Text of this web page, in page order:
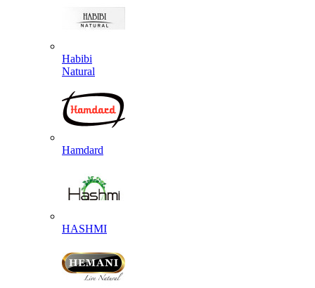
Habibi
Natural
Hamdard
HASHMI